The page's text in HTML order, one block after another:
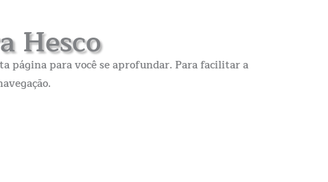
Hesco
página para você se aprofundar. Para facilitar a